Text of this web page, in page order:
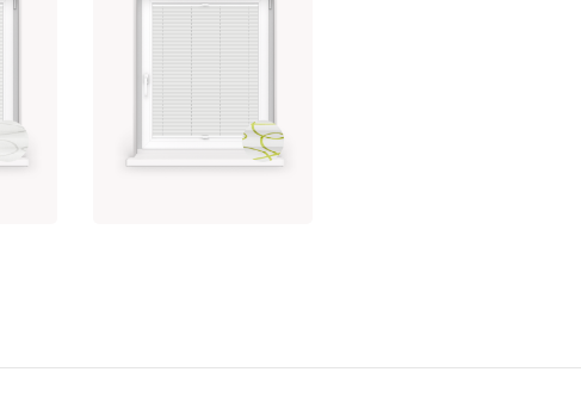
FLAMENCO PRINT
od 134.07
brutto